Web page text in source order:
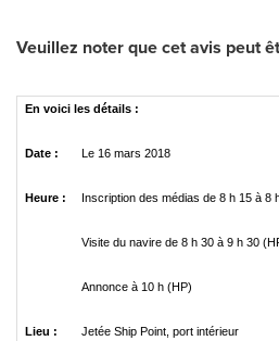
Veuillez noter que cet avis peut
En voici les détails :
Date : Le 16 mars 2018
Heure : Inscription des médias de 8 h 15 à 8
Visite du navire de 8 h 30 à 9 h 30
Annonce à 10 h (HP)
Lieu : Jetée Ship Point, port intérieur